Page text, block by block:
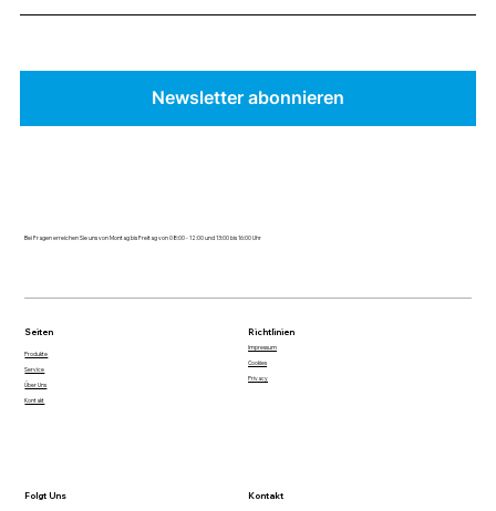
Newsletter abonnieren
Kontakt
Bei Fragen erreichen Sie uns von Montag bis Freitag von 08:00 - 12:00 und 13:00 bis 16:00 Uhr
Seiten
Produkte
Service
Über Uns
Kontakt
Richtlinien
Impressum
Cookies
Privacy
Folgt Uns